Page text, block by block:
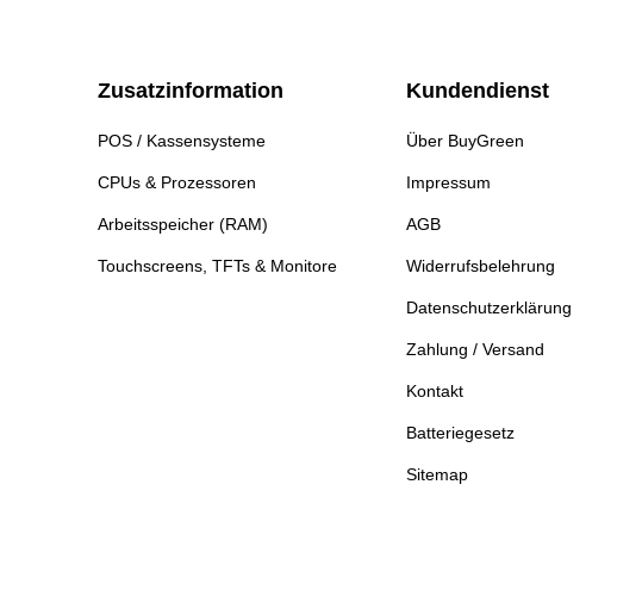
Zusatzinformation
POS / Kassensysteme
CPUs & Prozessoren
Arbeitsspeicher (RAM)
Touchscreens, TFTs & Monitore
Kundendienst
Über BuyGreen
Impressum
AGB
Widerrufsbelehrung
Datenschutzerklärung
Zahlung / Versand
Kontakt
Batteriegesetz
Sitemap